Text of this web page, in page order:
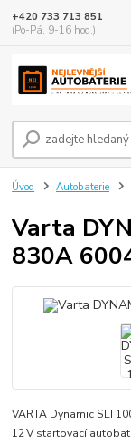
+420 733 713 851
(Po-Pá, 9-16 hod.)
Úvod Autobaterie
Varta
830A
VARTA Dynamic SLI
12 V startovací